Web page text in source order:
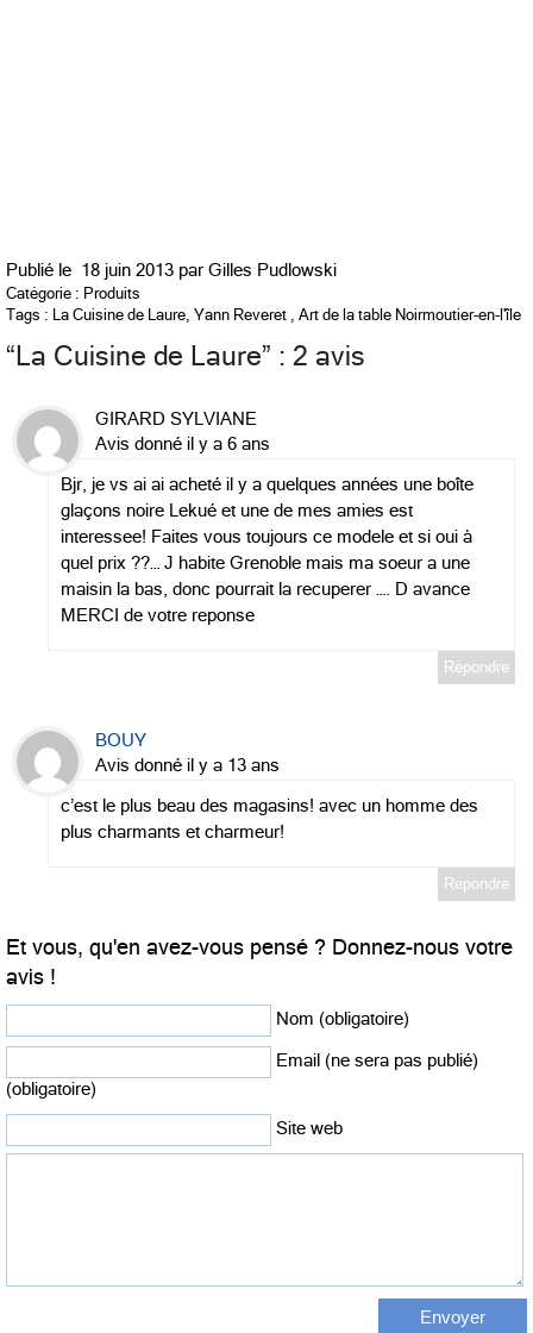
Publié le 18 juin 2013 par Gilles Pudlowski
Catégorie : Produits
Tags : La Cuisine de Laure, Yann Reveret , Art de la table Noirmoutier-en-l'île
“ La Cuisine de Laure” : 2 avis
GIRARD SYLVIANE
Avis donné il y a 6 ans
Bjr, je vs ai ai acheté il y a quelques années une boîte
glaçons noire Lekué et une de mes amies est
interessee! Faites vous toujours ce modele et si oui à
quel prix ??… J habite Grenoble mais ma soeur a une
maisin la bas, donc pourrait la recuperer …. D avance
MERCI de votre reponse
Répondre
BOUY
Avis donné il y a 13 ans
c’est le plus beau des magasins! avec un homme des
plus charmants et charmeur!
Répondre
Et vous, qu'en avez-vous pensé ? Donnez-nous votre
avis !
Nom (obligatoire)
Email (ne sera pas publié)
(obligatoire)
Site web